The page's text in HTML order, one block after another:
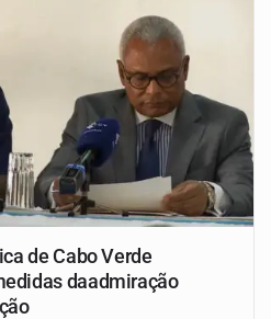
de Cabo Verde
daadmiração